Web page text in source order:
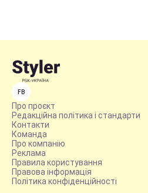
FB
Про проєкт
Редакційна політика і стандарти
Контакти
Команда
Про компанію
Реклама
Правила користування
Правова інформація
Політика конфіденційності